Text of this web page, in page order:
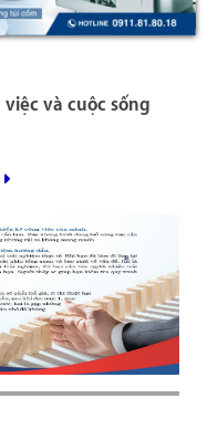
và cuộc sống